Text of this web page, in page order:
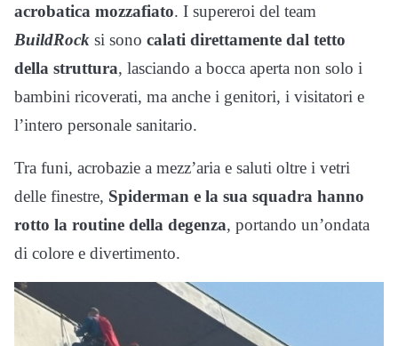
acrobatica mozzafiato. I supereroi del team
BuildRock si sono calati direttamente dal tetto
della struttura, lasciando a bocca aperta non solo i
bambini ricoverati, ma anche i genitori, i visitatori e
l’intero personale sanitario.
Tra funi, acrobazie a mezz’aria e saluti oltre i vetri
delle finestre, Spiderman e la sua squadra hanno
rotto la routine della degenza, portando un’ondata
di colore e divertimento.